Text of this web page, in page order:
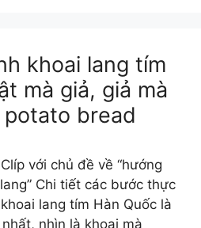
khoai lang tím
mà giả, giả mà
bread
với chủ đề về “hướng
Chi tiết các bước thực
lang tím Hàn Quốc là
nhìn là khoai mà